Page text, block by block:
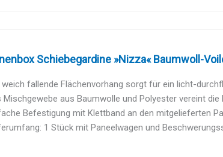
Schiebegardine »Nizza« Baumwoll-
weich fallende Flächenvorhang sorgt für ein licht-
Mischgewebe aus Baumwolle und Polyester vereint
Befestigung mit Klettband an den mitgelieferten
1 Stück mit Paneelwagen und